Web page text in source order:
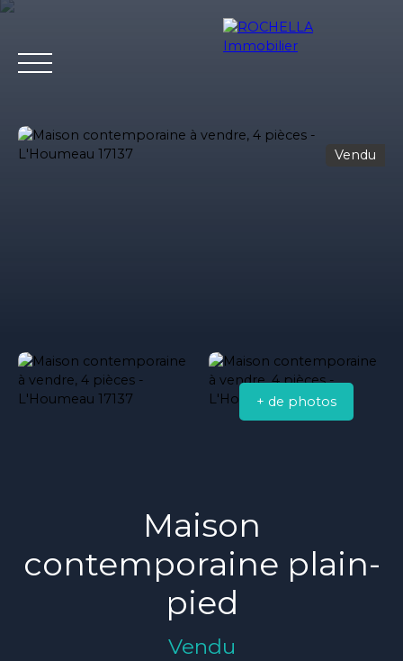
Estimation
Vendu
+ de photos
Maison
contemporaine plain-
pied
Vendu